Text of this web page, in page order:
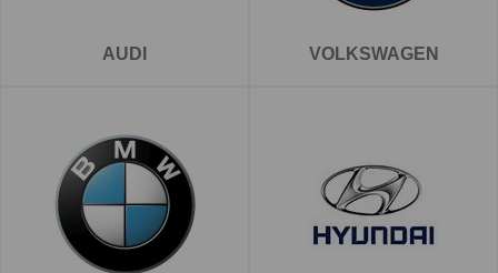
AUDI VOLKSWAGEN